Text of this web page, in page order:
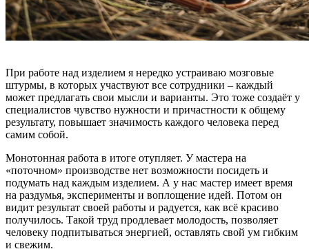
При работе над изделием я нередко устраиваю мозговые
штурмы, в которых участвуют все сотрудники – каждый
может предлагать свои мысли и варианты. Это тоже создаёт у
специалистов чувство нужности и причастности к общему
результату, повышает значимость каждого человека перед
самим собой.
Монотонная работа в итоге отупляет. У мастера на
«поточном» производстве нет возможности посидеть и
подумать над каждым изделием. А у нас мастер имеет время
на раздумья, эксперименты и воплощение идей. Потом он
видит результат своей работы и радуется, как всё красиво
получилось. Такой труд продлевает молодость, позволяет
человеку подпитываться энергией, оставлять свой ум гибким
и свежим.